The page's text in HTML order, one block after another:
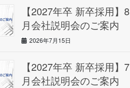
【2027年卒 新卒採用】8
月会社説明会のご案内
2026年7月15日
【2027年卒 新卒採用】7
月会社説明会のご案内